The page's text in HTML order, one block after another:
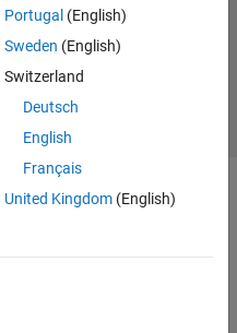
Portugal (English)
Sweden (English)
Switzerland
Deutsch
English
Français
United Kingdom(English)